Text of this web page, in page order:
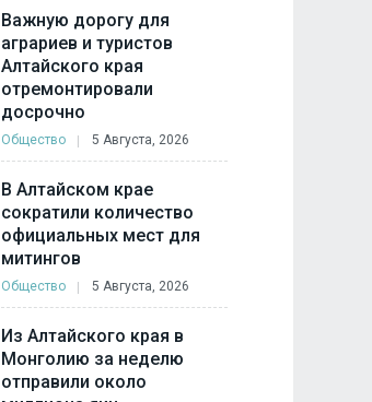
Важную дорогу для
аграриев и туристов
Алтайского края
отремонтировали
досрочно
Общество 5 Августа, 2026
В Алтайском крае
сократили количество
официальных мест для
митингов
Общество 5 Августа, 2026
Из Алтайского края в
Монголию за неделю
отправили около